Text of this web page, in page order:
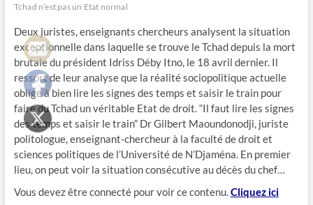
Tchad n’est pas un Etat normal
Deux juristes, enseignants chercheurs analysent la situation
exceptionnelle dans laquelle se trouve le Tchad depuis la mort
brutale du président Idriss Déby Itno, le 18 avril dernier. Il
ressort de leur analyse que la réalité sociopolitique actuelle
oblige à bien lire les signes des temps et saisir le train pour
faire du Tchad un véritable Etat de droit. “Il faut lire les signes
des temps et saisir le train” Dr Gilbert Maoundonodji, juriste
politologue, enseignant-chercheur à la faculté de droit et
sciences politiques de l’Université de N’Djaména. En premier
lieu, on peut voir la situation consécutive au décès du chef…
Vous devez être connecté pour voir ce contenu.Cliquez ici